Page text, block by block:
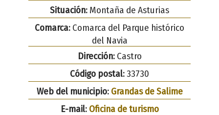
Situación: Montaña de Asturias
Comarca: Comarca del Parque histórico
del Navia
Dirección:Castro
Código postal:33730
Web del municipio: Grandas de Salime
E-mail: Oficina de turismo